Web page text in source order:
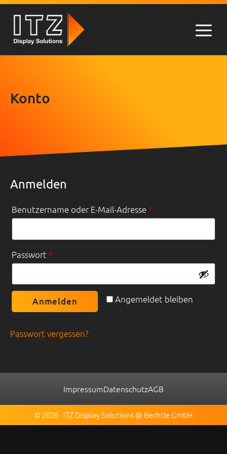
Zum
Inhalt
Konto
Anmelden
Benutzername oder E-Mail-Adresse *
Passwort *
Angemeldet bleiben
Anmelden
Passwort vergessen?
ImpressumDatenschutzAGB
© 2026 - ITZ Display Solutions @ Bechtle GmbH